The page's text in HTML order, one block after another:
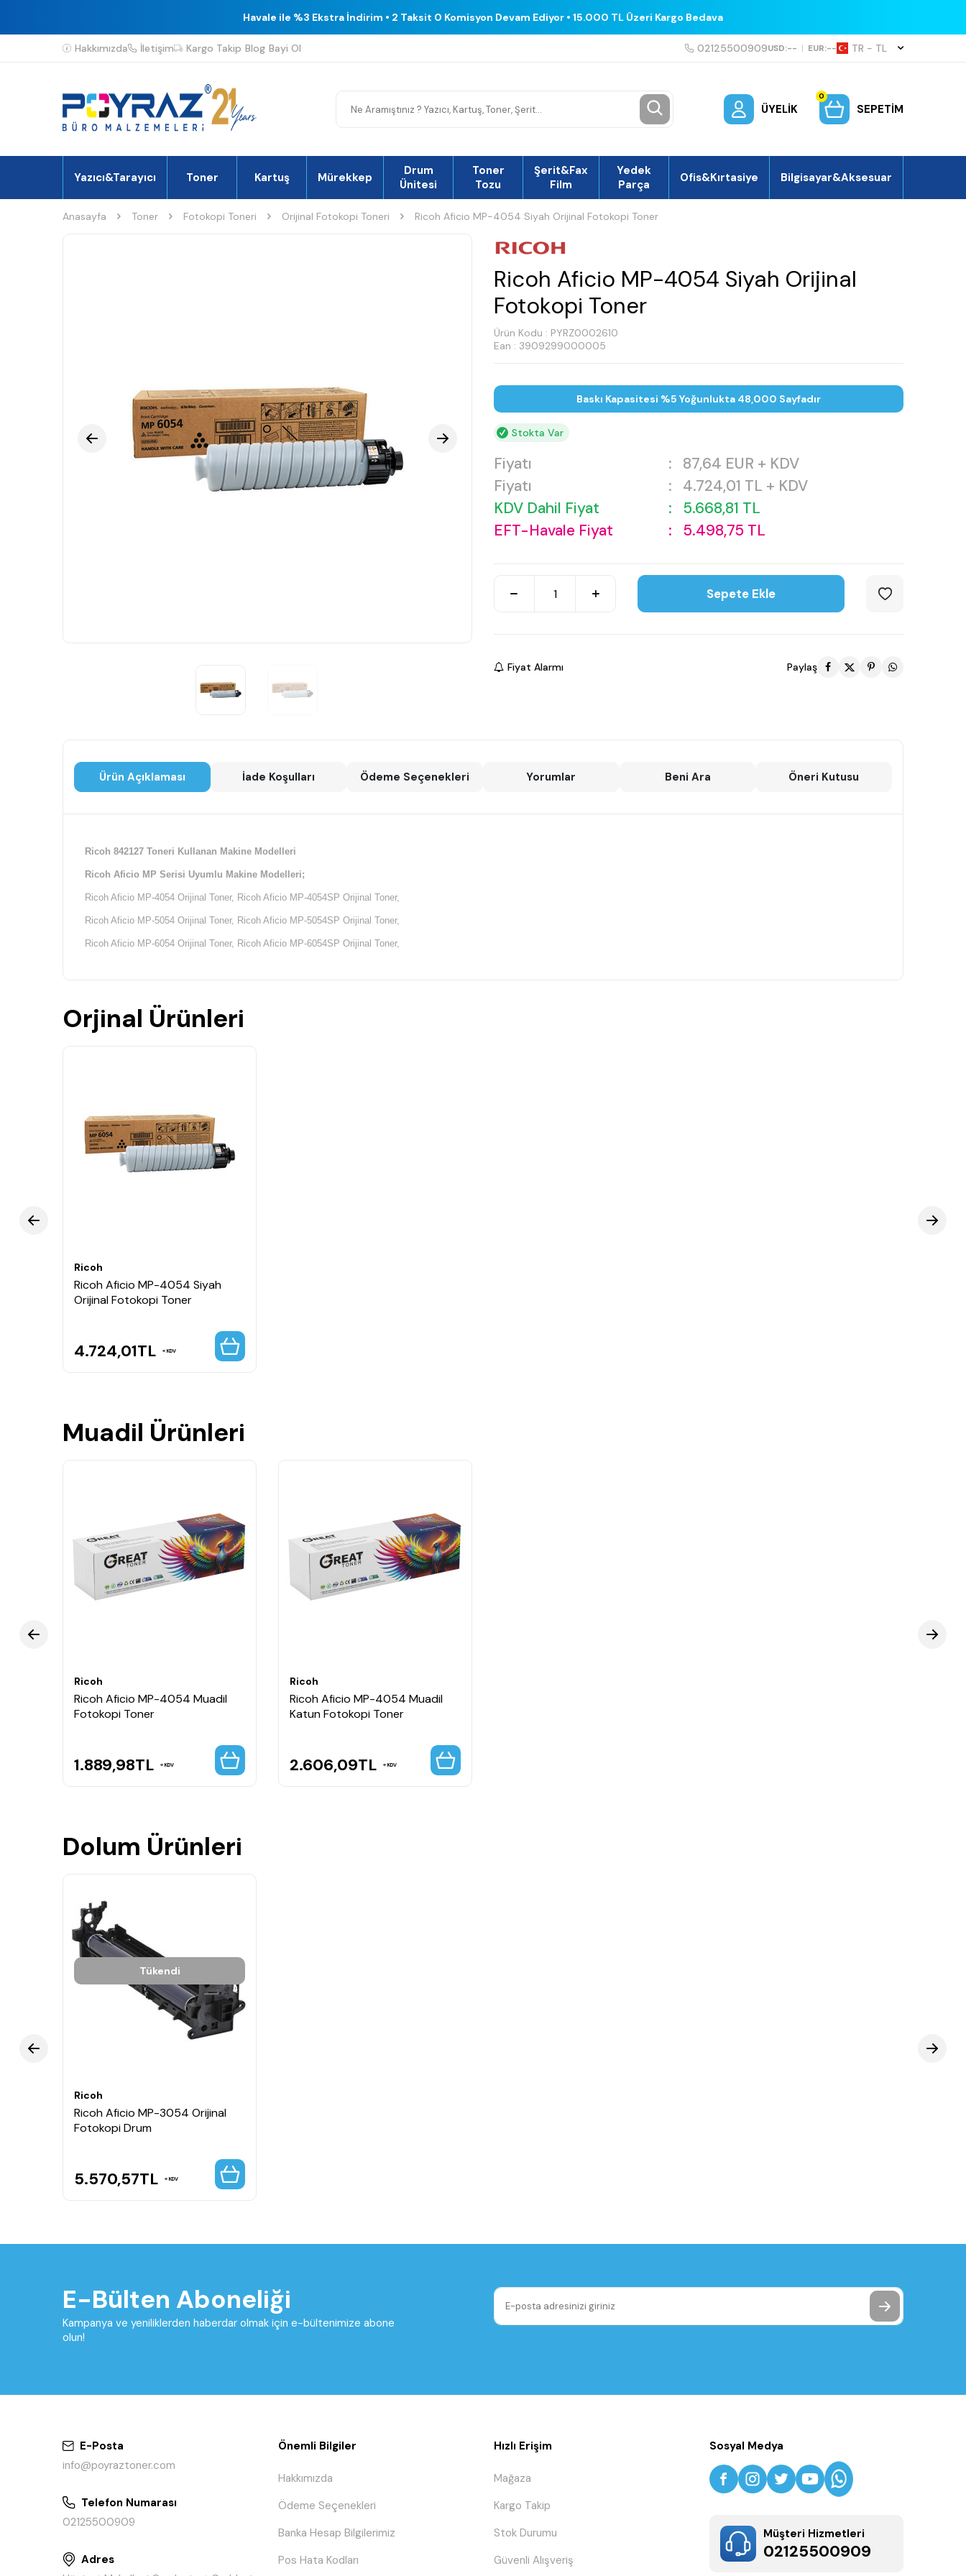
Havale ile %3 Ekstra İndirim • 2 Taksit 0 Komisyon Devam Ediyor • 15.000 TL Üzeri Kargo Bedava
Hakkımızda İletişim Kargo Takip Blog Bayi Ol 02125500909USD:-- | EUR:-- TR − TL
ÜYELIK
0
SEPETIM
Yazıcı&Tarayıcı Toner Kartuş Mürekkep
Drum
Ünitesi
Toner
Tozu
Şerit&Fax
Film
Yedek
Parça
Ofis&Kırtasiye Bilgisayar&Aksesuar
Anasayfa Toner Fotokopi Toneri Orijinal Fotokopi Toneri Ricoh Aficio MP-4054 Siyah Orijinal Fotokopi Toner
Ricoh Aficio MP-4054 Siyah Orijinal
Fotokopi Toner
Ürün Kodu : PYRZ0002610
Ean : 3909299000005
Baskı Kapasitesi %5 Yoğunlukta 48,000 Sayfadır
Stokta Var
Fiyatı : 87,64 EUR + KDV
Fiyatı
: 4.724,01 TL + KDV
KDV Dahil Fiyat
: 5.668,81 TL
EFT-Havale Fiyat
: 5.498,75 TL
Sepete Ekle
Fiyat Alarmı Paylaş
Ürün Açıklaması İade Koşulları Ödeme Seçenekleri Yorumlar Beni Ara Öneri Kutusu
Ricoh 842127 Toneri Kullanan Makine Modelleri
Ricoh Aficio MP Serisi Uyumlu Makine Modelleri;
Ricoh Aficio MP-4054 Orijinal Toner, Ricoh Aficio MP-4054SP Orijinal Toner,
Ricoh Aficio MP-5054 Orijinal Toner, Ricoh Aficio MP-5054SP Orijinal Toner,
Ricoh Aficio MP-6054 Orijinal Toner, Ricoh Aficio MP-6054SP Orijinal Toner,
Orjinal Ürünleri
Ricoh
Ricoh Aficio MP-4054 Siyah
Orijinal Fotokopi Toner
4.724,01TL KDV
Muadil Ürünleri
Ricoh
Ricoh Aficio MP-4054 Muadil
Fotokopi Toner
1.889,98TL KDV
Ricoh
Ricoh Aficio MP-4054 Muadil
Katun Fotokopi Toner
2.606,09TL KDV
Dolum Ürünleri
Tükendi
Ricoh
Ricoh Aficio MP-3054 Orijinal
Fotokopi Drum
5.570,57TL KDV
E-Bülten Aboneliği
Kampanya ve yeniliklerden haberdar olmak için e-bültenimize abone
olun!
E-Posta
info@poyraztoner.com
Telefon Numarası
02125500909
Adres
Önemli Bilgiler
Hakkımızda
Ödeme Seçenekleri
Banka Hesap Bilgilerimiz
Pos Hata Kodları
Hızlı Erişim
Mağaza
Kargo Takip
Stok Durumu
Güvenli Alışveriş
Sosyal Medya
Müşteri Hizmetleri
02125500909